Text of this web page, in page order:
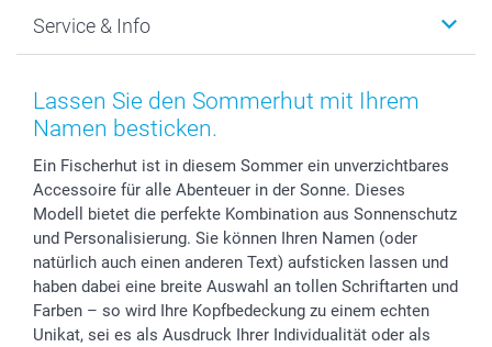
Fotoabzüge, Fotos als Buch & Poster
Zubehör & Material
Foto-Kalender & Agenden
Geschenk-Gutscheine (PDF)
Datenschutz
AGB
Impressum
Partnerprogramme
Investor Relations
B2B smartbusiness
Widerrufsrecht
Neujahr
Muttertag
Vatertag
Hochzeit
Geburtstag
Geburt
Zu allen Anlässen
Service & Info
Anmelden /Registrieren
Preise und Versandkosten
72h Lieferung
Zahlungsmöglichkeiten
Sitemap
Status der Bestellung
smartfriends
smartgarantie
Lassen Sie den Sommerhut mit Ihrem
Namen besticken.
Ein Fischerhut ist in diesem Sommer ein unverzichtbares
Accessoire für alle Abenteuer in der Sonne. Dieses
Modell bietet die perfekte Kombination aus Sonnenschutz
und Personalisierung. Sie können Ihren Namen (oder
natürlich auch einen anderen Text) aufsticken lassen und
haben dabei eine breite Auswahl an tollen Schriftarten und
Farben – so wird Ihre Kopfbedeckung zu einem echten
Unikat, sei es als Ausdruck Ihrer Individualität oder als